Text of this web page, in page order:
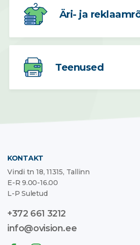
Äri- ja
Teenused
KONTAKT
Vindi tn 18, 11315, Tallinn
E-R 9.00-16.00
L-P Suletud
+372 661 3212
info@ovision.ee